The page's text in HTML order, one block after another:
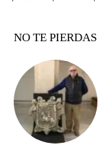
NO TE PIERDAS